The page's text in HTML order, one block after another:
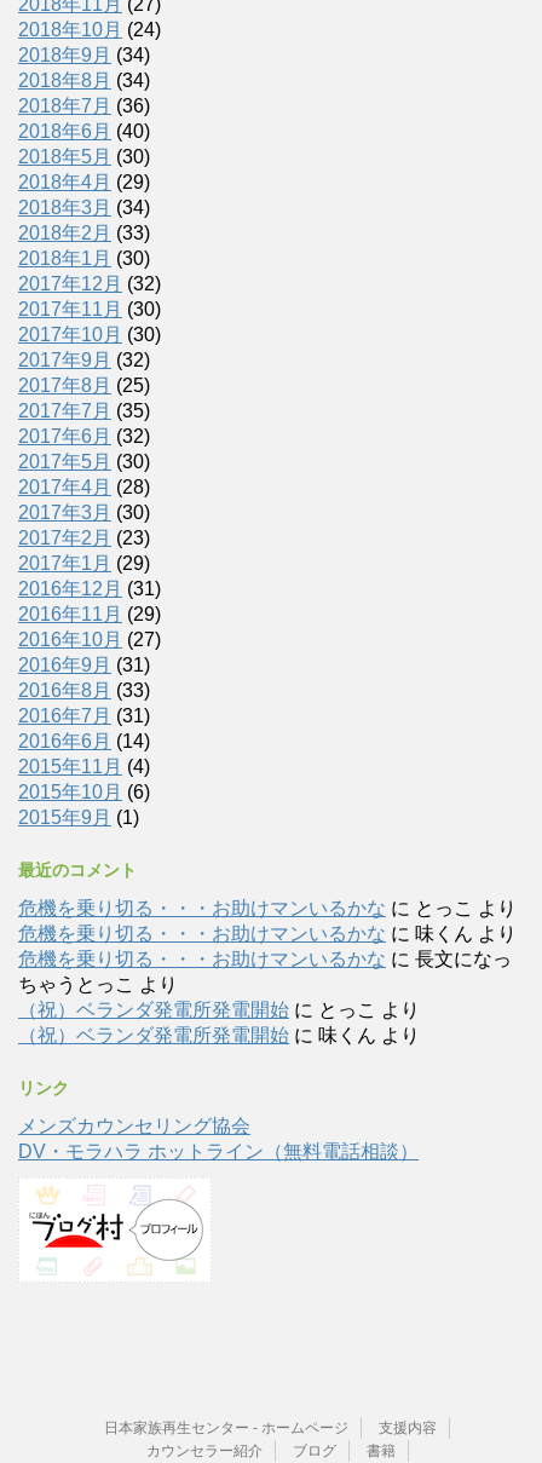
2018年10月 (24)
2018年9月 (34)
2018年8月 (34)
2018年7月 (36)
2018年6月 (40)
2018年5月 (30)
2018年4月 (29)
2018年3月 (34)
2018年2月 (33)
2018年1月 (30)
2017年12月 (32)
2017年11月 (30)
2017年10月 (30)
2017年9月 (32)
2017年8月 (25)
2017年7月 (35)
2017年6月 (32)
2017年5月 (30)
2017年4月 (28)
2017年3月 (30)
2017年2月 (23)
2017年1月 (29)
2016年12月 (31)
2016年11月 (29)
2016年10月 (27)
2016年9月 (31)
2016年8月 (33)
2016年7月 (31)
2016年6月 (14)
2015年11月 (4)
2015年10月 (6)
2015年9月 (1)
最近のコメント
危機を乗り切る・・・お助けマンいるかな に とっこ より
危機を乗り切る・・・お助けマンいるかな に 味くん より
危機を乗り切る・・・お助けマンいるかな に 長文になっ
ちゃうとっこ より
（祝）ベランダ発電所発電開始 に とっこ より
（祝）ベランダ発電所発電開始 に 味くん より
リンク
メンズカウンセリング協会
DV・モラハラ ホットライン（無料電話相談）
日本家族再生センター - ホームページ
支援内容
カウンセラー紹介
ブログ 書籍